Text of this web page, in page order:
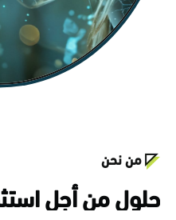
من نحن
حلول من أجل